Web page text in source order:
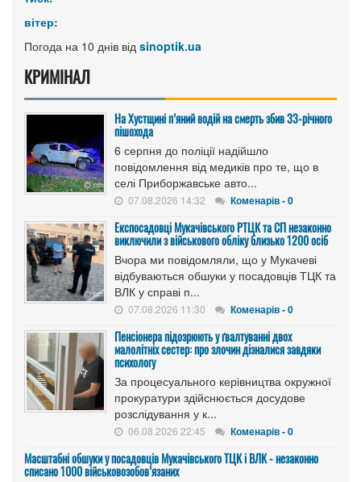
вітер:
Погода на 10 днів від sinoptik.ua
КРИМІНАЛ
На Хустщині п’яний водій на смерть збив 33-річного
пішохода
6 серпня до поліції надійшло
повідомлення від медиків про те, що в
селі Приборжавське авто...
07.08.2026 14:32 Коменарів - 0
Експосадовці Мукачівського РТЦК та СП незаконно
виключили з військового обліку близько 1200 осіб
Вчора ми повідомляли, що у Мукачеві
відбуваються обшуки у посадовців ТЦК та
ВЛК у справі п...
07.08.2026 11:30 Коменарів - 0
Пенсіонера підозрюють у ґвалтуванні двох
малолітніх сестер: про злочин дізналися завдяки
психологу
За процесуального керівництва окружної
прокуратури здійснюється досудове
розслідування у к...
06.08.2026 22:45 Коменарів - 0
Масштабні обшуки у посадовців Мукачівського ТЦК і ВЛК - незаконно
списано 1000 військовозобов’язаних